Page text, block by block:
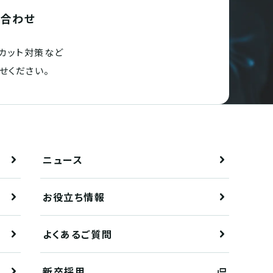
わせ
ット対策など
ださい。
ニュース
お役立ち情報
よくあるご質問